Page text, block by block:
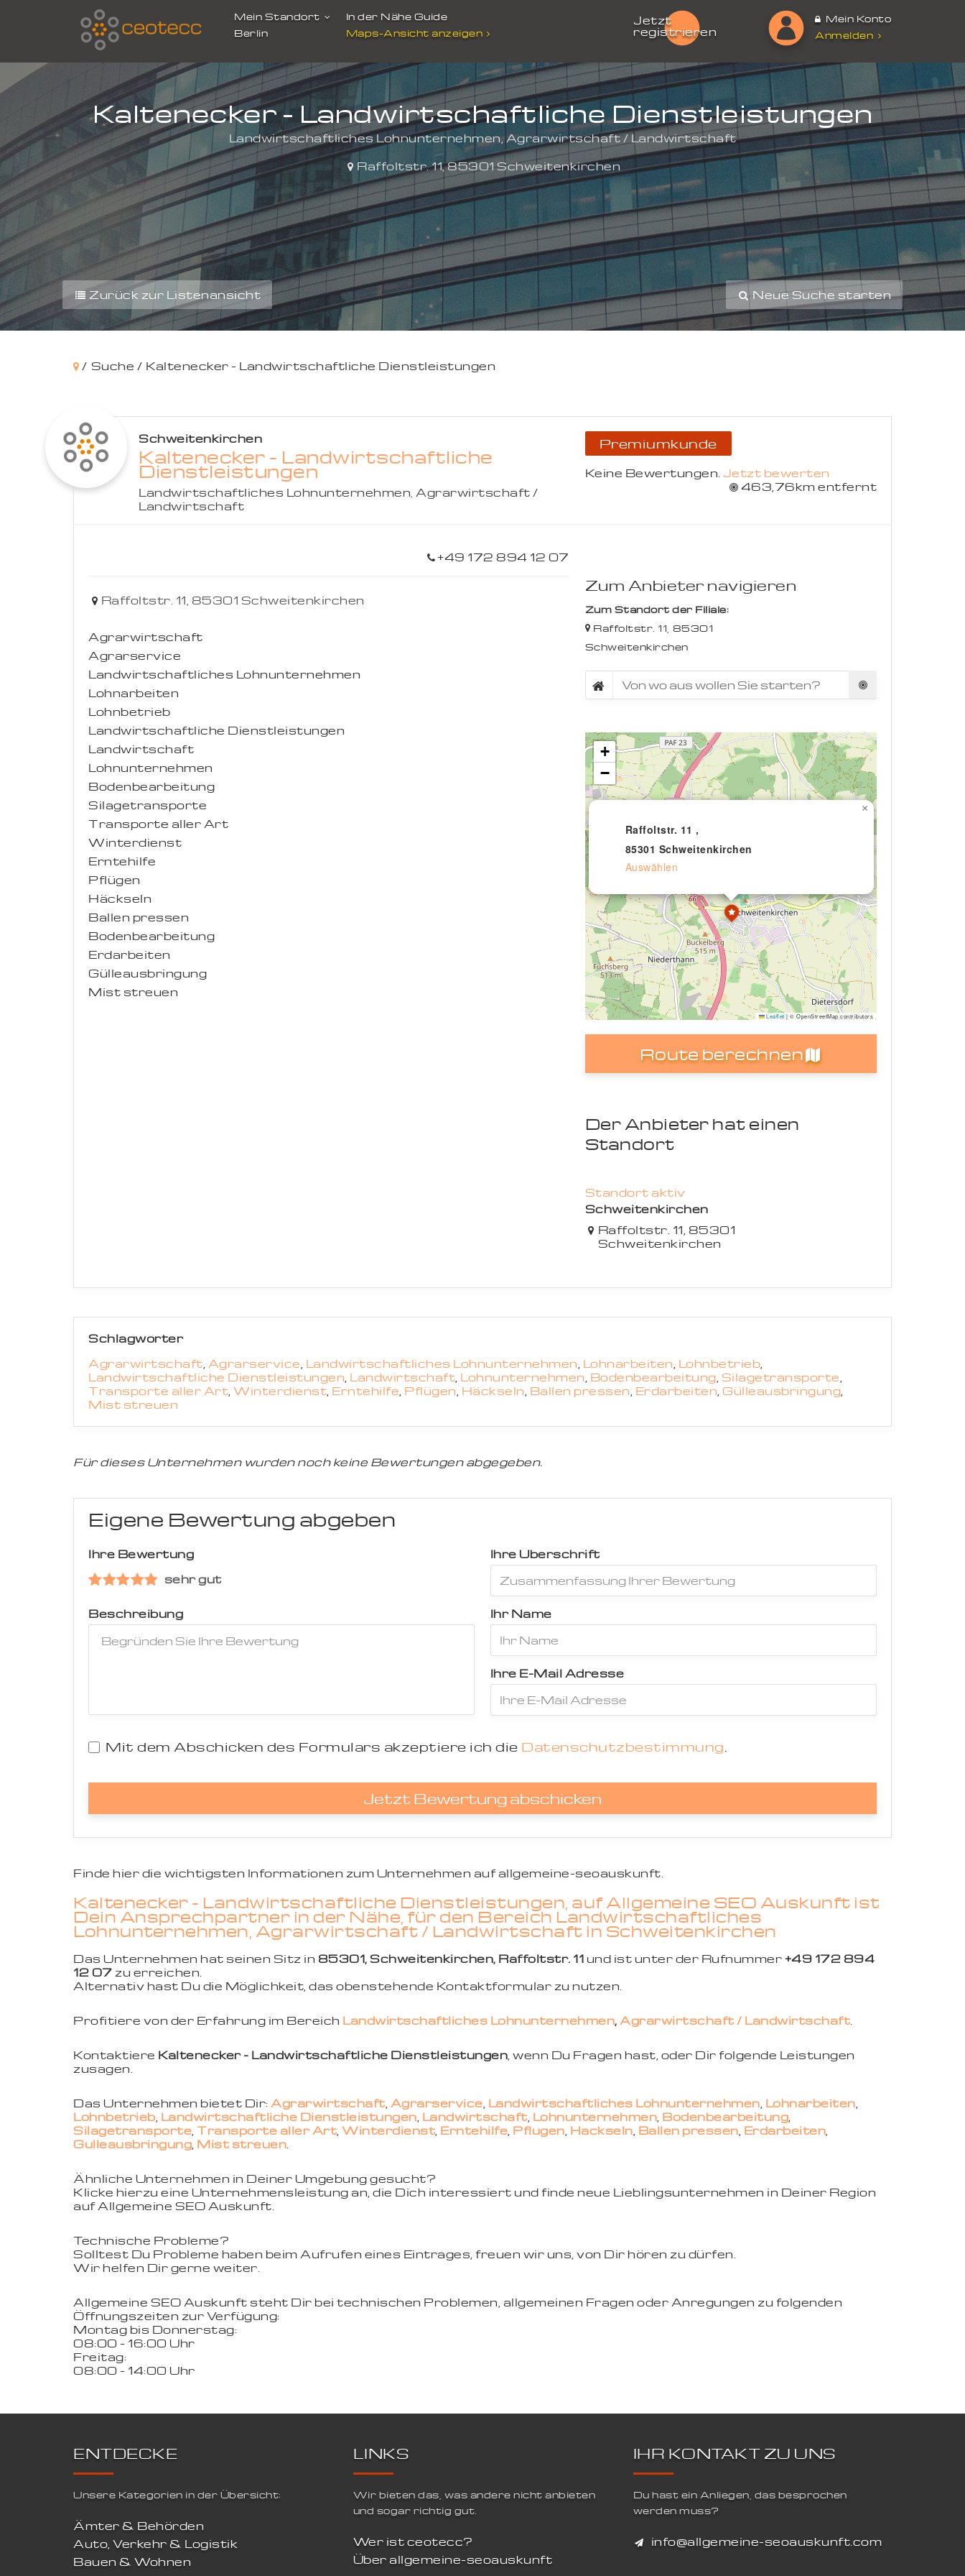
Mein Standort
Berlin
In der Nähe Guide
Maps-Ansicht anzeigen
Jetzt
registrieren
Mein Konto
Anmelden
Kaltenecker - Landwirtschaftliche Dienstleistungen
Landwirtschaftliches Lohnunternehmen, Agrarwirtschaft / Landwirtschaft
Raffoltstr. 11,85301Schweitenkirchen
Zurück zur Listenansicht Neue Suche starten
/ Suche / Kaltenecker - Landwirtschaftliche Dienstleistungen
Schweitenkirchen
Kaltenecker - Landwirtschaftliche
Dienstleistungen
Landwirtschaftliches Lohnunternehmen, Agrarwirtschaft /
Landwirtschaft
Premiumkunde
Keine Bewertungen. Jetzt bewerten
463,76km entfernt
+49 172 894 12 07
Raffoltstr. 11, 85301 Schweitenkirchen
Agrarwirtschaft
Agrarservice
Landwirtschaftliches Lohnunternehmen
Lohnarbeiten
Lohnbetrieb
Landwirtschaftliche Dienstleistungen
Landwirtschaft
Lohnunternehmen
Bodenbearbeitung
Silagetransporte
Transporte aller Art
Winterdienst
Erntehilfe
Pflügen
Häckseln
Ballen pressen
Bodenbearbeitung
Erdarbeiten
Gülleausbringung
Mist streuen
Zum Anbieter navigieren
Zum Standort der Filiale:
Raffoltstr. 11, 85301
Schweitenkirchen
Raffoltstr. 11 ,
85301 Schweitenkirchen
Auswählen
×
+
−
Leaflet | © OpenStreetMap contributors
Route berechnen
Der Anbieter hat einen
Standort
Standort aktiv
Schweitenkirchen
Raffoltstr. 11, 85301
Schweitenkirchen
Schlagwörter
Agrarwirtschaft, Agrarservice, Landwirtschaftliches Lohnunternehmen, Lohnarbeiten, Lohnbetrieb,
Landwirtschaftliche Dienstleistungen, Landwirtschaft, Lohnunternehmen, Bodenbearbeitung, Silagetransporte,
Transporte aller Art, Winterdienst, Erntehilfe, Pflügen, Häckseln, Ballen pressen, Erdarbeiten, Gülleausbringung,
Mist streuen
Für dieses Unternehmen wurden noch keine Bewertungen abgegeben.
Eigene Bewertung abgeben
Ihre Bewertung
sehr gut
Ihre Überschrift
Ihr Name
Ihre E-Mail Adresse
Beschreibung
Mit dem Abschicken des Formulars akzeptiere ich die Datenschutzbestimmung
Jetzt Bewertung abschicken
Finde hier die wichtigsten Informationen zum Unternehmen auf allgemeine-seoauskunft.
Kaltenecker - Landwirtschaftliche Dienstleistungen, auf Allgemeine SEO Auskunft ist
Dein Ansprechpartner in der Nähe, für den Bereich Landwirtschaftliches
Lohnunternehmen, Agrarwirtschaft / Landwirtschaft in Schweitenkirchen
Das Unternehmen hat seinen Sitz in 85301, Schweitenkirchen, Raffoltstr. 11 und ist unter der Rufnummer +49 172 894
12 07 zu erreichen.
Alternativ hast Du die Möglichkeit, das obenstehende Kontaktformular zu nutzen.
Profitiere von der Erfahrung im Bereich Landwirtschaftliches Lohnunternehmen, Agrarwirtschaft / Landwirtschaft.
Kontaktiere Kaltenecker - Landwirtschaftliche Dienstleistungen, wenn Du Fragen hast, oder Dir folgende Leistungen
zusagen.
Das Unternehmen bietet Dir: Agrarwirtschaft, Agrarservice, Landwirtschaftliches Lohnunternehmen, Lohnarbeiten,
Lohnbetrieb, Landwirtschaftliche Dienstleistungen, Landwirtschaft, Lohnunternehmen, Bodenbearbeitung,
Silagetransporte, Transporte aller Art, Winterdienst, Erntehilfe, Pflügen, Häckseln, Ballen pressen, Erdarbeiten,
Gülleausbringung, Mist streuen.
Ähnliche Unternehmen in Deiner Umgebung gesucht?
Klicke hierzu eine Unternehmensleistung an, die Dich interessiert und finde neue Lieblingsunternehmen in Deiner Region
auf Allgemeine SEO Auskunft.
Technische Probleme?
Solltest Du Probleme haben beim Aufrufen eines Eintrages, freuen wir uns, von Dir hören zu dürfen.
Wir helfen Dir gerne weiter.
Allgemeine SEO Auskunft steht Dir bei technischen Problemen, allgemeinen Fragen oder Anregungen zu folgenden
Öffnungszeiten zur Verfügung:
Montag bis Donnerstag:
08:00 - 16:00 Uhr
Freitag:
08:00 - 14:00 Uhr
ENTDECKE
Unsere Kategorien in der Übersicht:
Ämter & Behörden
Auto, Verkehr & Logistik
Bauen & Wohnen
LINKS
Wir bieten das, was andere nicht anbieten
und sogar richtig gut.
Wer ist ceotecc?
Über allgemeine-seoauskunft
IHR KONTAKT ZU UNS
Du hast ein Anliegen, das besprochen
werden muss?
info@allgemeine-seoauskunft.com